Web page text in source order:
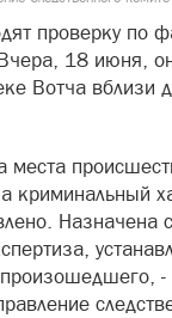
проверку по
18 июня,
Вотча вблизи
места
криминальный
Назначена
произошедшего,